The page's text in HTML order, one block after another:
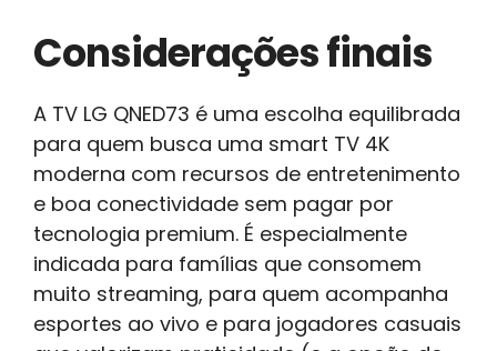
Considerações finais
A TV LG QNED73 é uma escolha equilibrada
para quem busca uma smart TV 4K
moderna com recursos de entretenimento
e boa conectividade sem pagar por
tecnologia premium. É especialmente
indicada para famílias que consomem
muito streaming, para quem acompanha
esportes ao vivo e para jogadores casuais